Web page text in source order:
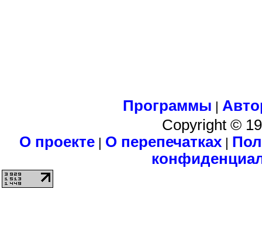
Программы |
Copyright ©
О проекте| О перепечатках|